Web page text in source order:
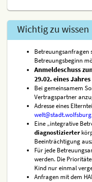
Wichtig zu wissen
Betreuungsanfragen
Betreuungsbeginn
Anmeldeschuss
29.02. eines Jahres
Bei gemeinsamem
Vertragspartner
Adresse eines
Eine „integrative
diagnostizierter
Beeinträchtigung
Für jede
werden. Die
Kind nur einmal
Anfragen mit dem